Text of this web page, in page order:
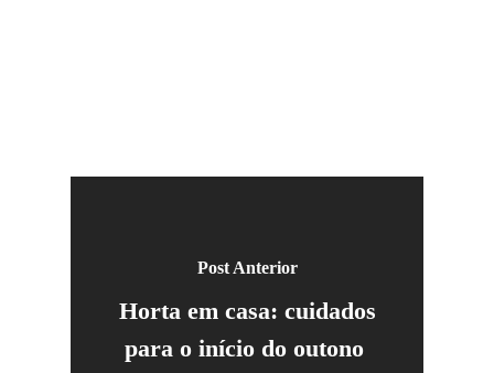
Post Anterior
Horta em casa: cuidados
para o início do outono